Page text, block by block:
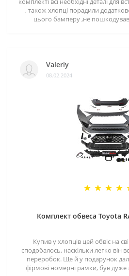
, також хлопці порадили
цього бамперу ,не пошкодував
Valeriy
08.02.2024
Комплект обвеса Toyota
Купив у хлопців цей обвіс на
сподобалось, наскільки легко він
переробок. Ще й у подарунок
фірмові номерні рамки, був